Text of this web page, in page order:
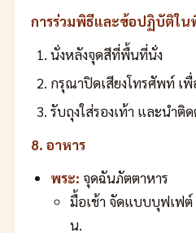
การร่วมพิธีและข้อปฏิบัติใ
นั่งหลังจุดสีที่พื้นที่นั่ง
กรุณาปิดเสียงโทรศัพท์ เ
รับถุงใส่รองเท้า และนำติ
8. อาหาร
พระ: จุดฉันภัตตาหาร
มื้อเช้า จัดแบบบุฟเฟต์
น.